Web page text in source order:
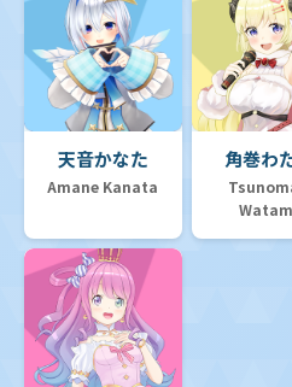
天音かなた
Amane Kanata
角巻わ